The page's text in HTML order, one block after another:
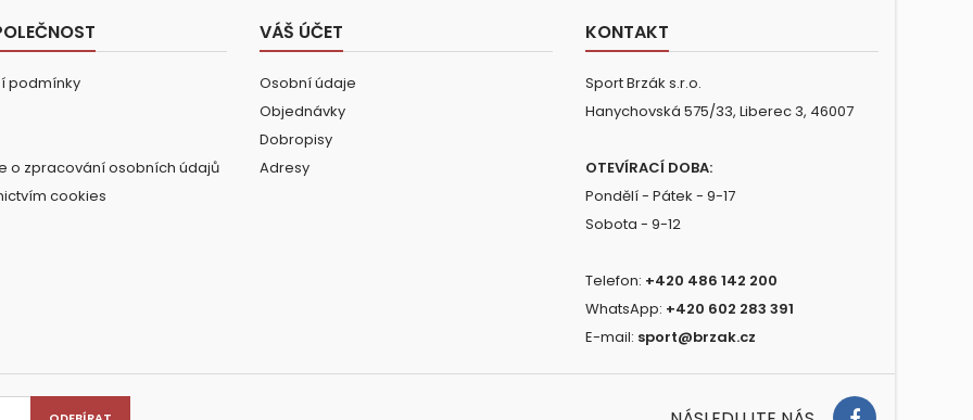
podmínky
o zpracování osobních údajů
cookies
VÁŠ ÚČET
Osobní údaje
Objednávky
Dobropisy
Adresy
KONTAKT
Sport Brzák s.r.o.
Hanychovská 575/33, Liberec 3, 46007
OTEVÍRACÍ DOBA:
Pondělí - Pátek - 9-17
Sobota - 9-12
Telefon: +420 486 142 200
WhatsApp: +420 602 283 391
E-mail: sport@brzak.cz